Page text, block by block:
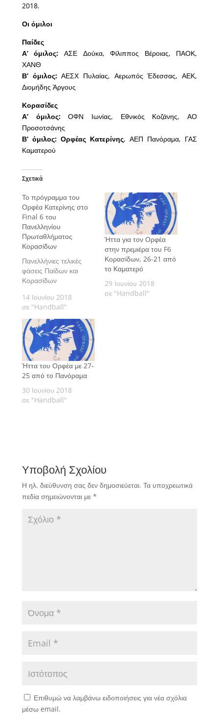
2018.
Οι όμιλοι
Παίδες
Α’ όμιλος: ΑΣΕ Δούκα, Φίλιππος Βέροιας, ΠΑΟΚ,
ΧΑΝΘ
Β’ όμιλος:ΑΕΣΧ Πυλαίας, Αερωπός Έδεσσας, ΑΕΚ,
Διομήδης Άργους
Κορασίδες
Α’ όμιλος:ΟΦΝ Ιωνίας, Εθνικός Κοζάνης, ΑΟ
Προσοτσάνης
Β’ όμιλος: Ορφέας Κατερίνης, ΑΕΠ Πανόραμα, ΓΑΣ
Καματερού
Σχετικά
Το πρόγραμμα του
Ορφέα Κατερίνης στο
Final 6 του
Πανελληνίου
Πρωταθλήματος
Κορασίδων
Πανελλήνιες τελικές
φάσεις Παίδων και
Κορασίδων
14 Ιουνίου 2018
σε "Handball"
Ήττα για τον Ορφέα
στην πρεμιέρα του F6
Κορασίδων, 26-21 από
το Καματερό
29 Ιουνίου 2018
σε "Handball"
Ήττα του Ορφέα με 27-
25 από το Πανόραμα
30 Ιουνίου 2018
σε "Handball"
Υποβολή Σχολίου
Η ηλ. διεύθυνση σας δεν δημοσιεύεται. Τα υποχρεωτικά
πεδία σημειώνονται με *
Επιθυμώ να λαμβάνω ειδοποιήσεις για νέα σχόλια
μέσω email.